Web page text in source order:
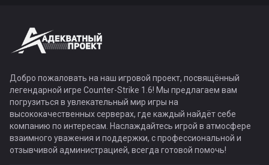
Добро пожаловать на наш игровой проект, посвящённый
легендарной игре Counter-Strike 1.6! Мы предлагаем вам
погрузиться в увлекательный мир игры на
высококачественных серверах, где каждый найдёт себе
компанию по интересам. Наслаждайтесь игрой в атмосфере
взаимного уважения и поддержки, с профессиональной и
отзывчивой администрацией, всегда готовой помочь!